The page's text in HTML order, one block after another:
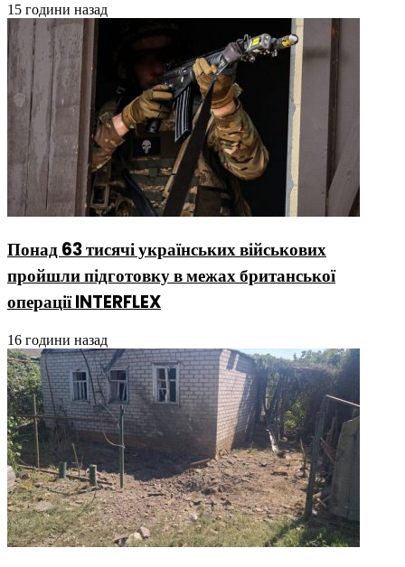
15 години назад
Понад 63 тисячі українських військових
пройшли підготовку в межах британської
операції INTERFLEX
16 години назад